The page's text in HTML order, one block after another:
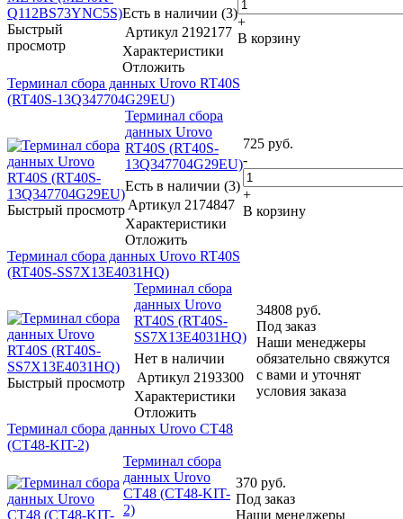
Быстрый
просмотр
Есть в наличии (3)
Артикул 2192177
Характеристики
Отложить
+
В корзину
Терминал сбора данных Urovo RT40S
(RT40S-13Q347704G29EU)
Быстрый просмотр
Терминал сбора
данных Urovo
RT40S (RT40S-
13Q347704G29EU)
Есть в наличии (3)
Артикул 2174847
Характеристики
Отложить
725 руб.
-
+
В корзину
Терминал сбора данных Urovo RT40S
(RT40S-SS7X13E4031HQ)
Быстрый просмотр
Терминал сбора
данных Urovo
RT40S (RT40S-
SS7X13E4031HQ)
Нет в наличии
Артикул 2193300
Характеристики
Отложить
34808 руб.
Под заказ
Наши менеджеры
обязательно свяжутся
с вами и уточнят
условия заказа
Терминал сбора данных Urovo CT48
(CT48-KIT-2)
Терминал сбора
данных Urovo
CT48 (CT48-KIT-
2)
370 руб.
Под заказ
Наши менеджеры